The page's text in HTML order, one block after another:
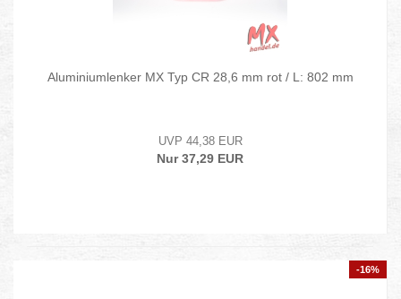
Aluminiumlenker MX Typ CR 28,6 mm rot / L: 802 mm
UVP 44,38 EUR
Nur 37,29 EUR
-16%